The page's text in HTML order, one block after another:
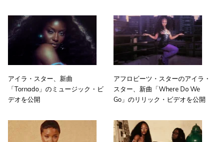
アイラ・スター、新曲
「Tornado」のミュージック・ビ
デオを公開
アフロビーツ・スターのアイラ・
スター、新曲「Where Do We
Go」のリリック・ビデオを公開